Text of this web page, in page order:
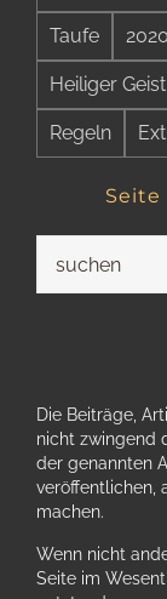
Taufe 2020
Heiliger Geist
Regeln
nach:
Die Beiträge,
nicht zwingend
der genannten
veröffentlichen,
machen.
Wenn nicht
Seite im